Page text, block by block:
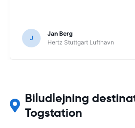
J
Jan Berg
Hertz Stuttgart Lufthavn
Biludlejning
Togstation